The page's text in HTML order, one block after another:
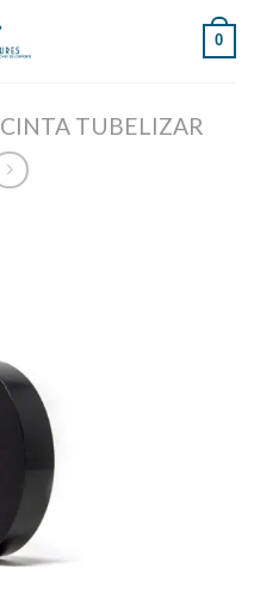
0
CINTA TUBELIZAR